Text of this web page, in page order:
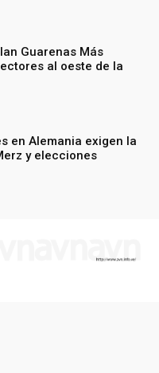
Guarenas Más
al oeste de la
en Alemania exigen la
y elecciones